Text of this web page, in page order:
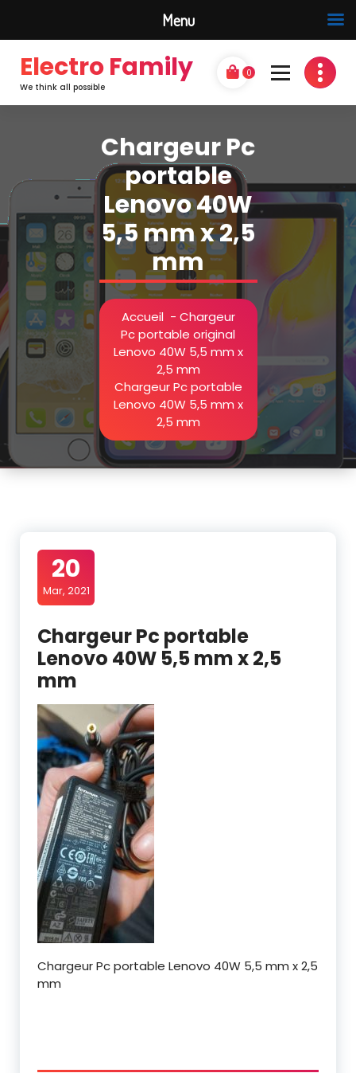
Electro Family
We think all possible
0
Chargeur Pc
portable
Lenovo 40W
5,5 mm x 2,5
mm
Accueil- Chargeur
Pc portable original
Lenovo 40W 5,5 mm x
2,5 mm
Chargeur Pc portable
Lenovo 40W 5,5 mm x
2,5 mm
20
Mar, 2021
Chargeur Pc portable
Lenovo 40W 5,5 mm x 2,5
mm
Chargeur Pc portable Lenovo 40W 5,5 mm x 2,5
mm
Menu